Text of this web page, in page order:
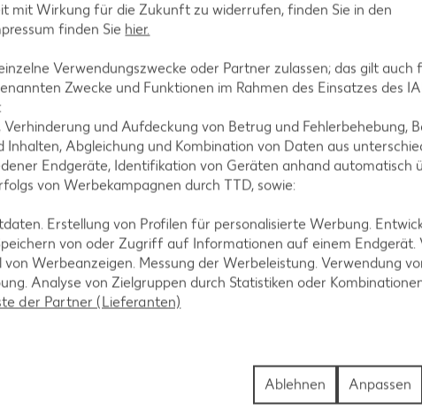
Torten-Rezepte
Pfannkuchen-Rezepte
mit Wirkung für die Zukunft zu widerrufen, finden Sie in den
finden Sie hier.
Verwendungszwecke oder Partner zulassen; das gilt auch
Zwecke und Funktionen im Rahmen des Einsatzes des
und Aufdeckung von Betrug und Fehlerbehebung,
Abgleichung und Kombination von Daten aus
Endgeräte, Identifikation von Geräten anhand automatisch
von Werbekampagnen durch TTD, sowie:
Erstellung von Profilen für personalisierte Werbung.
von oder Zugriff auf Informationen auf einem Endgerät.
Werbeanzeigen. Messung der Werbeleistung. Verwendung
Analyse von Zielgruppen durch Statistiken oder
der Partner (Lieferanten)
Anpassen
Ablehnen